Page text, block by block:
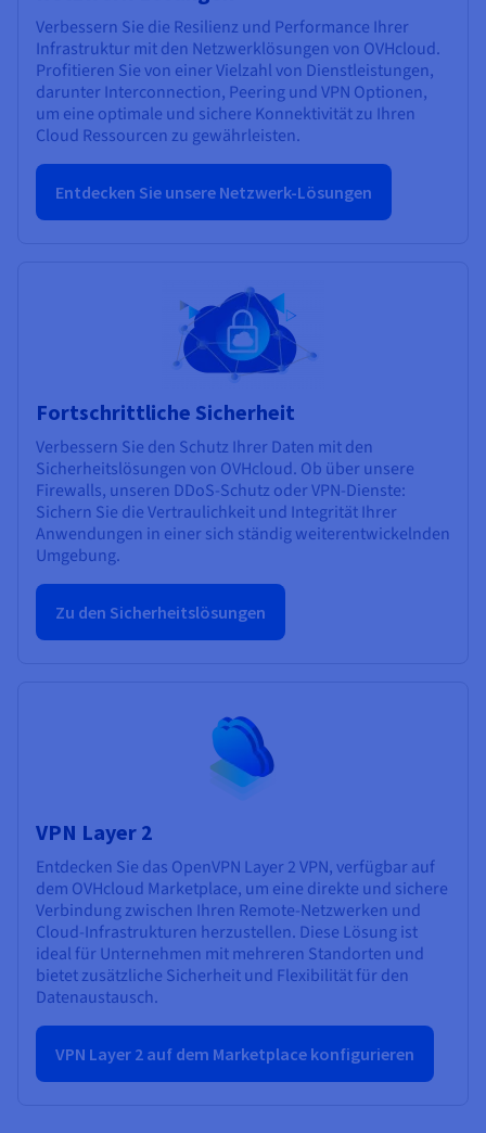
Verbessern Sie die Resilienz und Performance Ihrer
Infrastruktur mit den Netzwerklösungen von OVHcloud.
Profitieren Sie von einer Vielzahl von Dienstleistungen,
darunter Interconnection, Peering und VPN Optionen,
um eine optimale und sichere Konnektivität zu Ihren
Cloud Ressourcen zu gewährleisten.
Entdecken Sie unsere Netzwerk-Lösungen
Fortschrittliche Sicherheit
Verbessern Sie den Schutz Ihrer Daten mit den
Sicherheitslösungen von OVHcloud. Ob über unsere
Firewalls, unseren DDoS-Schutz oder VPN-Dienste:
Sichern Sie die Vertraulichkeit und Integrität Ihrer
Anwendungen in einer sich ständig weiterentwickelnden
Umgebung.
Zu den Sicherheitslösungen
VPN Layer 2
Entdecken Sie das OpenVPN Layer 2 VPN, verfügbar auf
dem OVHcloud Marketplace, um eine direkte und sichere
Verbindung zwischen Ihren Remote-Netzwerken und
Cloud-Infrastrukturen herzustellen. Diese Lösung ist
ideal für Unternehmen mit mehreren Standorten und
bietet zusätzliche Sicherheit und Flexibilität für den
Datenaustausch.
VPN Layer 2 auf dem Marketplace konfigurieren